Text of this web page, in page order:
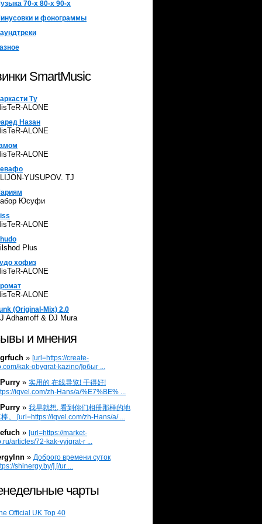
70-х 80-х 90-х
и фонограммы
SmartMusic
Ту
ALONE
Назан
ALONE
ALONE
YUSUPOV. TJ
Юсуфи
ALONE
Plus
хофиз
ALONE
ALONE
(Original-Mix) 2.0
Adhamoff & DJ Mura
и мнения
» [url=https://create-
kak-obygrat-kazino/]обыг ...
» 实用的 在线导览! 干得好!
iqvel.com/zh-Hans/a/%E7%BE% ...
» 我早就想, 看到你们相册那样的地
。 [url=https://iqvel.com/zh-Hans/a/ ...
» [url=https://market-
articles/72-kak-vyigrat-r ...
» Доброго времени суток
shinergy.by/].[/ur ...
чарты
Official UK Top 40